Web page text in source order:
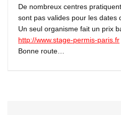
De nombreux centres
sont pas valides pour les dates
Un seul organisme fait un prix
http://www.stage-permis-paris.fr
Bonne route…